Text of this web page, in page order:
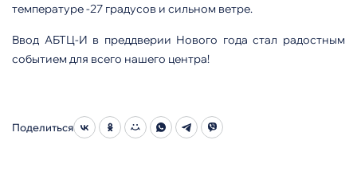
температуре -27 градусов и сильном ветре.
Ввод АБТЦ-И в преддверии Нового года стал радостным
событием для всего нашего центра!
Поделиться